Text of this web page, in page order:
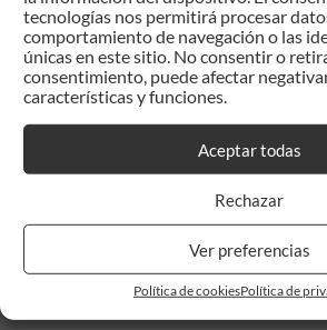
tecnologías nos permitirá procesar
comportamiento de navegación o las
únicas en este sitio. No consentir o
consentimiento, puede afectar
características y funciones.
Aceptar todas
Rechazar
Ver preferencias
Política de cookiesPolítica de
Correo electrónico:*